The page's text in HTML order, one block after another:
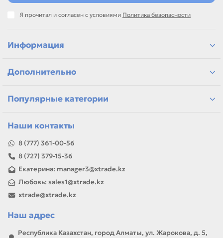
Я прочитал и согласен с условиями Политика безопасности
Информация
Дополнительно
Популярные категории
Наши контакты
8 (777) 361-00-56
8 (727) 379-15-36
Екатерина: manager3@xtrade.kz
Любовь: sales1@xtrade.kz
xtrade@xtrade.kz
Наш адрес
Республика Казахстан, город Алматы, ул. Жарокова, д. 5,